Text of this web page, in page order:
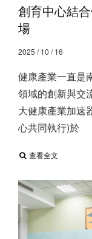
創育中心結
場
2025 / 10 / 16
健康產業一直是
領域的創新與交
大健康產業加速
心共同執行)於
查看全文